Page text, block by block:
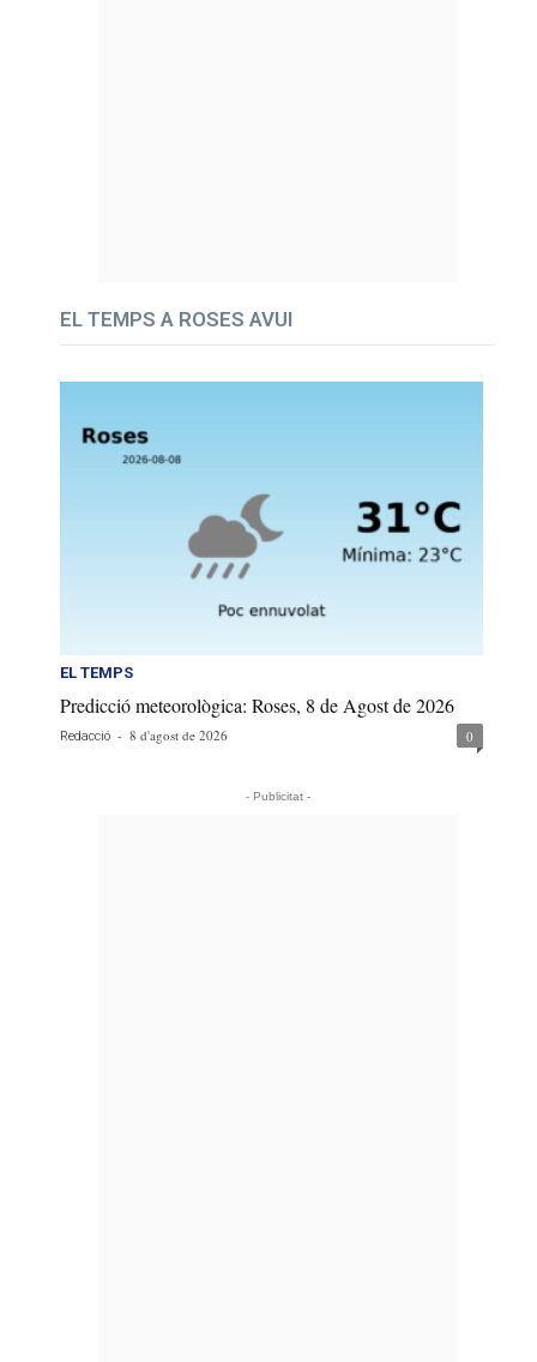
EL TEMPS A ROSES AVUI
EL TEMPS
Predicció meteorològica: Roses, 8 de Agost de 2026
Redacció - 8 d'agost de 2026 0
- Publicitat -